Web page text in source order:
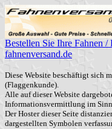
Bestellen Sie Ihre Fahnen
fahnenversand.de
Diese Website beschäftigt sich
(Flaggenkunde).
Alle auf dieser Website
Informationsvermittlung im
Der Hoster dieser Seite
dargestellten Symbolen